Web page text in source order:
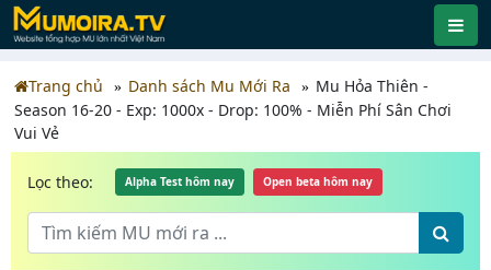
Trang chủ Danh sách Mu Mới Ra
Mu Hỏa Thiên -
Season 16-20 - Exp: 1000x - Drop: 100% - Miễn Phí Sân Chơi
Vui Vẻ
Lọc theo: Alpha Test hôm nay Open beta hôm nay